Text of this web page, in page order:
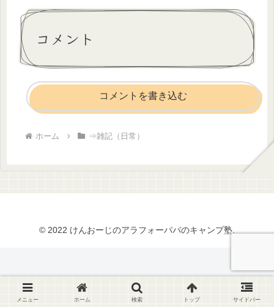
コメント
コメントを書き込む
ホーム ⇒雑記（日常）
© 2022 けんおーじのアラフォーパパのキャンプ塾.
メニュー ホーム 検索 トップ サイドバー